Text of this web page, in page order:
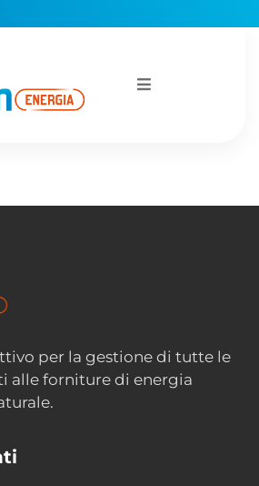
per la gestione di tutte le
alle forniture di energia